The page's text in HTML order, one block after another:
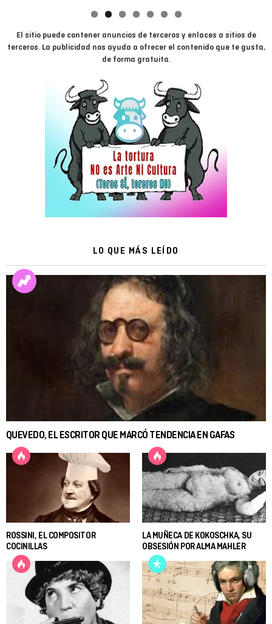
El sitio puede contener anuncios de terceros y enlaces a sitios de
terceros. La publicidad nos ayuda a ofrecer el contenido que te gusta,
de forma gratuita.
LO QUE MÁS LEÍDO
QUEVEDO, EL ESCRITOR QUE MARCÓ TENDENCIA EN GAFAS
ROSSINI, EL COMPOSITOR
COCINILLAS
LA MUÑECA DE KOKOSCHKA, SU
OBSESIÓN POR ALMA MAHLER